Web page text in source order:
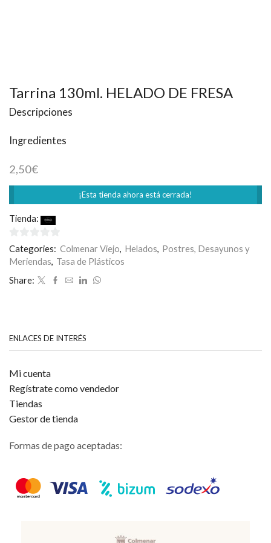
Tarrina 130ml. HELADO DE FRESA
Descripciones
Ingredientes
2,50€
¡Esta tienda ahora está cerrada!
Tienda:
0
de
Categories: Colmenar Viejo Helados Postres, Desayunos y
Meriendas Tasa de Plásticos
Share:
ENLACES DE INTERÉS
Mi cuenta
Regístrate como vendedor
Tiendas
Gestor de tienda
Formas de pago aceptadas: